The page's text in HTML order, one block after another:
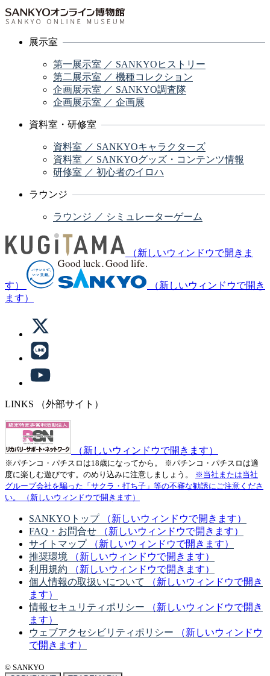
展示室
第一展示室 ／ SANKYOヒストリー
第二展示室 ／ 機種コレクション
企画展示室 ／ SANKYO調査隊
企画展示室 ／ 企画展
資料室・研修室
資料室 ／ SANKYOキャラクターズ
資料室 ／ SANKYOグッズ・コンテンツ情報
研修室 ／ 初心者のイロハ
ラウンジ
ラウンジ ／ シミュレーターゲーム
（新しいウィンドウで開きま
す）
（新しいウィンドウで開き
ます）
LINKS （外部サイト）
（新しいウィンドウで開きます）
※パチンコ・パチスロは18歳になってから。
※パチンコ・パチスロは適
度に楽しむ遊びです。のめり込みに注意しましょう。
※当社または当社
グループ会社を騙った「サクラ・打ち子」等の不審な勧誘にご注意くださ
い。
（新しいウィンドウで開きます）
SANKYOトップ
（新しいウィンドウで開きます）
FAQ・お問合せ
（新しいウィンドウで開きます）
サイトマップ
（新しいウィンドウで開きます）
推奨環境
（新しいウィンドウで開きます）
利用規約
（新しいウィンドウで開きます）
個人情報の取扱いについて
（新しいウィンドウで開き
ます）
情報セキュリティポリシー
（新しいウィンドウで開き
ます）
ウェブアクセシビリティポリシー
（新しいウィンドウ
で開きます）
© SANKYO